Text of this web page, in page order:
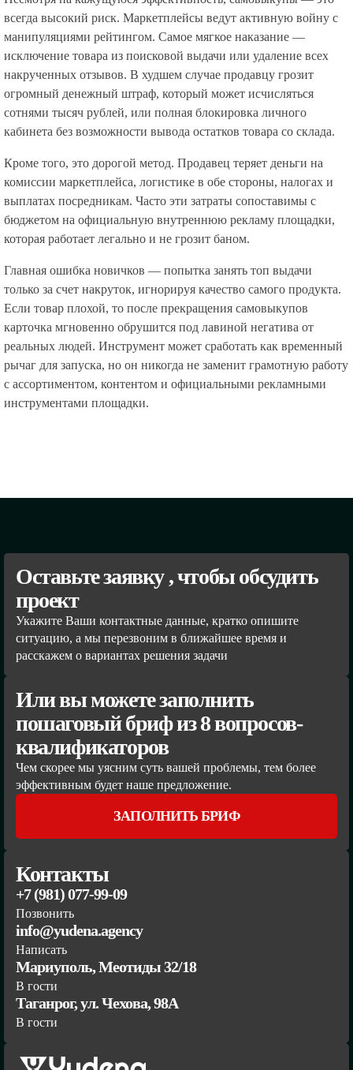
всегда высокий риск. Маркетплейсы ведут активную войну с
манипуляциями рейтингом. Самое мягкое наказание —
исключение товара из поисковой выдачи или удаление всех
накрученных отзывов. В худшем случае продавцу грозит
огромный денежный штраф, который может исчисляться
сотнями тысяч рублей, или полная блокировка личного
кабинета без возможности вывода остатков товара со склада.
Кроме того, это дорогой метод. Продавец теряет деньги на
комиссии маркетплейса, логистике в обе стороны, налогах и
выплатах посредникам. Часто эти затраты сопоставимы с
бюджетом на официальную внутреннюю рекламу площадки,
которая работает легально и не грозит баном.
Главная ошибка новичков — попытка занять топ выдачи
только за счет накруток, игнорируя качество самого продукта.
Если товар плохой, то после прекращения самовыкупов
карточка мгновенно обрушится под лавиной негатива от
реальных людей. Инструмент может сработать как временный
рычаг для запуска, но он никогда не заменит грамотную работу
с ассортиментом, контентом и официальными рекламными
инструментами площадки.
Оставьте заявку , чтобы обсудить
проект
Укажите Ваши контактные данные, кратко опишите
ситуацию, а мы перезвоним в ближайшее время и
расскажем о вариантах решения задачи
Или вы можете заполнить
пошаговый бриф из 8 вопросов-
квалификаторов
Чем скорее мы уясним суть вашей проблемы, тем более
эффективным будет наше предложение.
ЗАПОЛНИТЬ БРИФ
Контакты
+7 (981) 077-99-09
Позвонить
info@yudena.agency
Написать
Мариуполь, Меотиды 32/18
В гости
Таганрог, ул. Чехова, 98А
В гости